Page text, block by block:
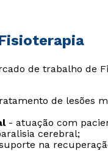
de trabalho de
de lesões
- atuação com
cerebral;
na